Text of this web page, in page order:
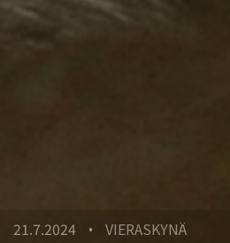
21.7.2024 • VIERASKYNÄ